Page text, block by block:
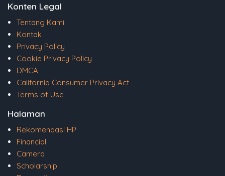
Konten Legal
Tentang Kami
Kontak
Privacy Policy
Cookie Privacy Policy
DMCA
California Consumer Privacy Act
Terms of Use
Halaman
Rekomendasi HP
Financial
Camera
Scholarship